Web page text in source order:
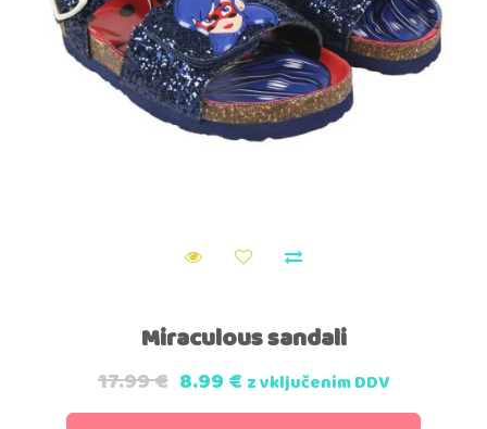
Miraculous sandali
17.99€ 8.99€ z vključenim DDV